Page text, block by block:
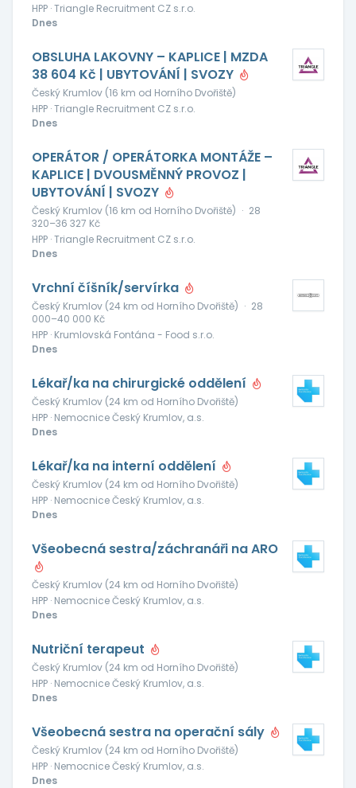
HPP · Triangle Recruitment CZ s.r.o.
Dnes
OBSLUHA LAKOVNY – KAPLICE | MZDA
38 604 Kč | UBYTOVÁNÍ | SVOZY
Český Krumlov (16 km od Horního Dvořiště)
HPP · Triangle Recruitment CZ s.r.o.
Dnes
OPERÁTOR / OPERÁTORKA MONTÁŽE –
KAPLICE | DVOUSMĚNNÝ PROVOZ |
UBYTOVÁNÍ | SVOZY
Český Krumlov (16 km od Horního Dvořiště) · 28
320–36 327 Kč
HPP · Triangle Recruitment CZ s.r.o.
Dnes
Vrchní číšník/servírka
Český Krumlov (24 km od Horního Dvořiště) · 28
000–40 000 Kč
HPP · Krumlovská Fontána - Food s.r.o.
Dnes
Lékař/ka na chirurgické oddělení
Český Krumlov (24 km od Horního Dvořiště)
HPP · Nemocnice Český Krumlov, a.s.
Dnes
Lékař/ka na interní oddělení
Český Krumlov (24 km od Horního Dvořiště)
HPP · Nemocnice Český Krumlov, a.s.
Dnes
Všeobecná sestra/záchranáři na ARO
Český Krumlov (24 km od Horního Dvořiště)
HPP · Nemocnice Český Krumlov, a.s.
Dnes
Nutriční terapeut
Český Krumlov (24 km od Horního Dvořiště)
HPP · Nemocnice Český Krumlov, a.s.
Dnes
Všeobecná sestra na operační sály
Český Krumlov (24 km od Horního Dvořiště)
HPP · Nemocnice Český Krumlov, a.s.
Dnes